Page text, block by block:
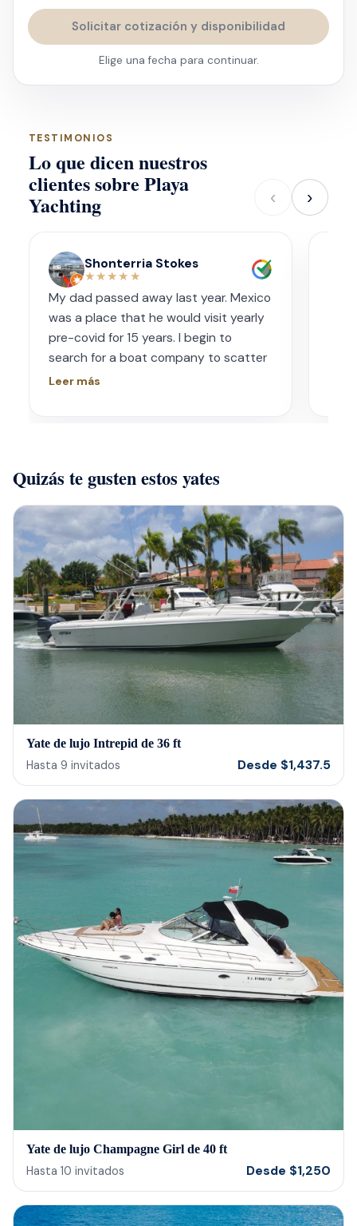
Solicitar cotización y disponibilidad
Elige una fecha para continuar.
TESTIMONIOS
Lo que dicen nuestros
clientes sobre Playa
Yachting ‹ ›
Shonterria Stokes
★★★★★
My dad passed away last year. Mexico
was a place that he would visit yearly
pre-covid for 15 years. I begin to
search for a boat company to scatter
his ashes in his favorite place one year
they were sensitive to the occasion. If
memorialize a love one. Look no further.
Leer más
us
our
Quizás te gusten estos yates
Yate de lujo Intrepid de 36 ft
Hasta 9 invitados Desde $1,437.5
Yate de lujo Champagne Girl de 40 ft
Hasta 10 invitados Desde $1,250